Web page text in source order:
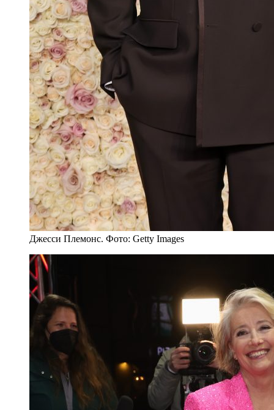
Джесси Племонс. Фото: Getty Images